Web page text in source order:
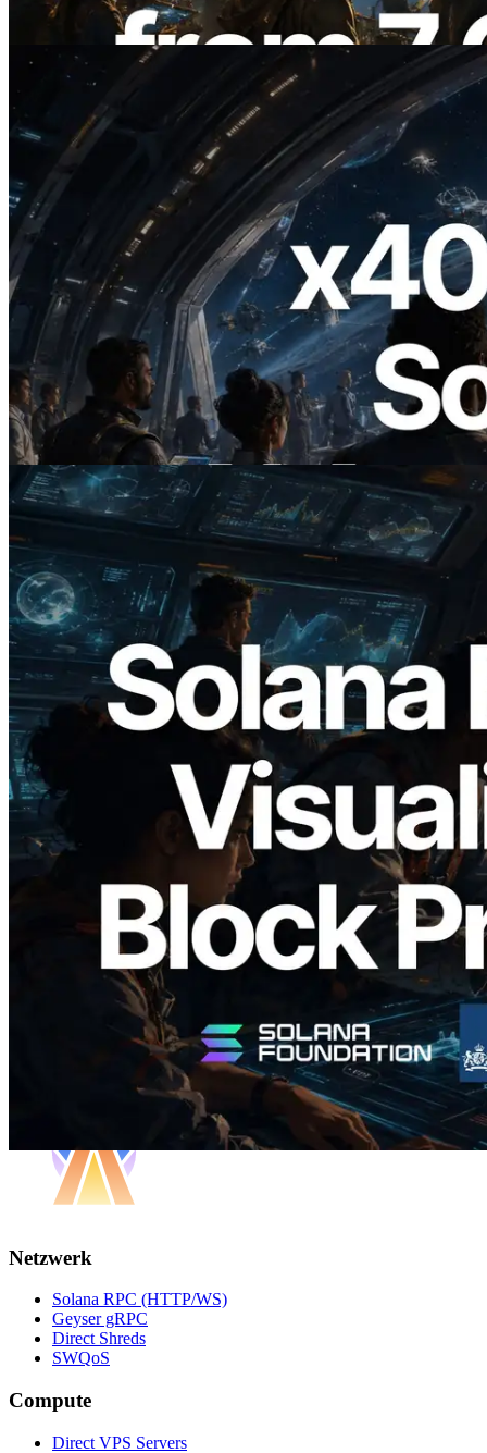
2026.07.04
ERPC startet x402-fähige Solana RPC —
Der Beginn einer Ära, in der KI-Agenten
APIs bei Bedarf bezahlen
Artikel lesen
2026.05.24
Validators Solutions veröffentlicht Solana
Block Analyzer – Visualisierung der
Blockproduktionszeit pro Slot und der
zugewiesenen Validatoren
Netzwerk
Solana RPC (HTTP/WS)
Geyser gRPC
Direct Shreds
SWQoS
Compute
Direct VPS Servers